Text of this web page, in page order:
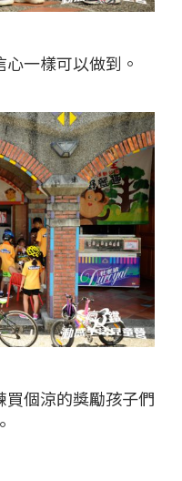
一樣可以做到。
個涼的獎勵孩子們